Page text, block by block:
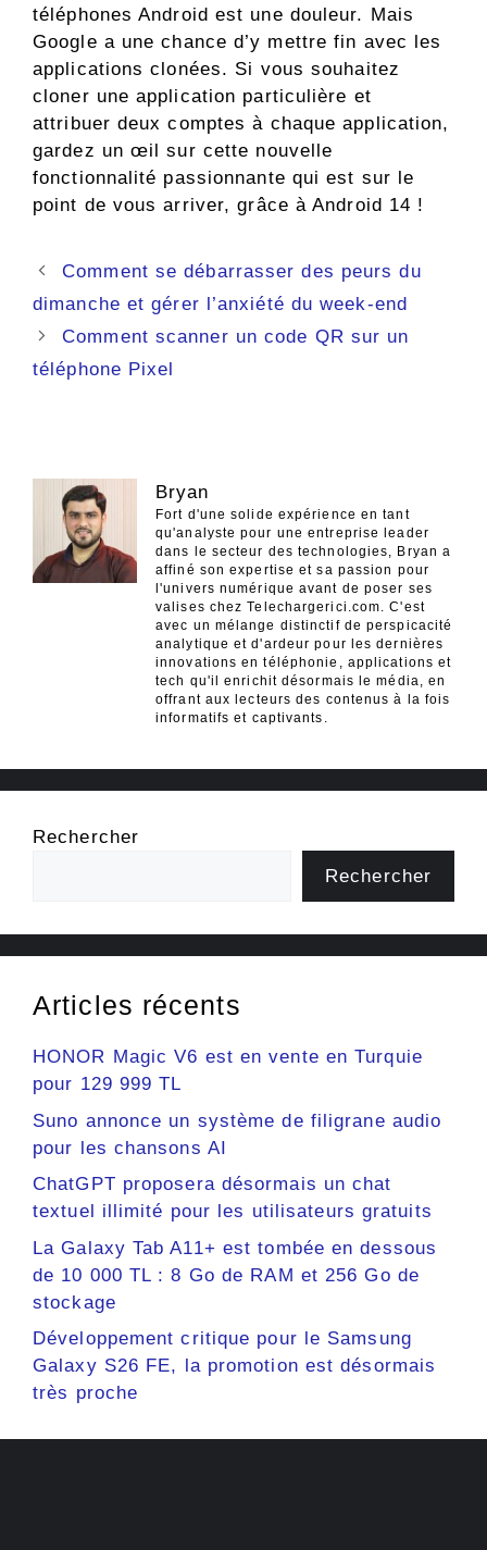
téléphones Android est une douleur. Mais
Google a une chance d’y mettre fin avec les
applications clonées. Si vous souhaitez
cloner une application particulière et
attribuer deux comptes à chaque application,
gardez un œil sur cette nouvelle
fonctionnalité passionnante qui est sur le
point de vous arriver, grâce à Android 14 !
Navigation
des
Comment se débarrasser des peurs du
dimanche et gérer l’anxiété du week-end
Comment scanner un code QR sur un
téléphone Pixel
Bryan
Fort d'une solide expérience en tant
qu'analyste pour une entreprise leader
dans le secteur des technologies, Bryan a
affiné son expertise et sa passion pour
l'univers numérique avant de poser ses
valises chez Telechargerici.com. C'est
avec un mélange distinctif de perspicacité
analytique et d'ardeur pour les dernières
innovations en téléphonie, applications et
tech qu'il enrichit désormais le média, en
offrant aux lecteurs des contenus à la fois
informatifs et captivants.
Rechercher
Rechercher
Articles récents
HONOR Magic V6 est en vente en Turquie
pour 129 999 TL
Suno annonce un système de filigrane audio
pour les chansons AI
ChatGPT proposera désormais un chat
textuel illimité pour les utilisateurs gratuits
La Galaxy Tab A11+ est tombée en dessous
de 10 000 TL : 8 Go de RAM et 256 Go de
stockage
Développement critique pour le Samsung
Galaxy S26 FE, la promotion est désormais
très proche